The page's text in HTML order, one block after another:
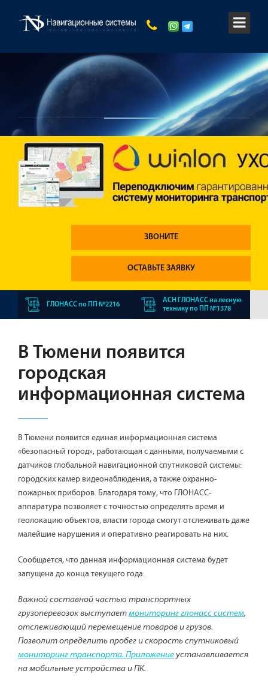
ЗВОНИТЕ
ОСТАВЬТЕ ЗАЯВКУ
ГЛОНАСС по ПП №2216
АСН ГЛОНАСС на лесную
технику по ПП №1378
В Тюмени появится
городская
информационная система
В Тюмени появится единая информационная система
«безопасный город», работающая с данными, получаемыми с
датчиков глобальной навигационной спутниковой системы:
городских камер видеонаблюдения, а также охранно-
пожарных приборов. Благодаря тому, что ГЛОНАСС-
аппаратура позволяет с точностью определять время и
геолокацию объектов, власти города смогут отслеживать даже
малейшие нарушения и оперативно реагировать на них.
Сообщается, что данная информационная система будет
запущена до конца текущего года.
Важной составной частью транспортных
грузоперевозок выступает мониторинг глонасс систем,
отслеживающий перемещение товаров и грузов.
Позволит определить пробег и скорость спутниковый
мониторинг транспорта. Приложение устанавливается
на мобильные устройства и ПК.